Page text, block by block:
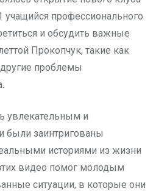
профессионального
и обсудить важные
Прокопчук, такие как
проблемы
увлекательным и
были заинтригованы
историями из жизни
видео помог молодым
ситуации, в которые они